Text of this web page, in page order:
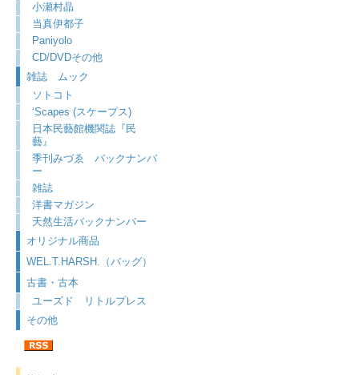
小瀬村晶
当真伊都子
Paniyolo
CD/DVDその他
雑誌 ムック
ソトコト
‘Scapes (スケープス)
日本民藝館機関誌『民
藝』
季刊みづゑ バックナンバ
ー
雑誌
洋書マガジン
天然生活バックナンバー
オリジナル商品
WEL.T.HARSH.（バッグ）
古書・古本
ユーズド リトルプレス
その他